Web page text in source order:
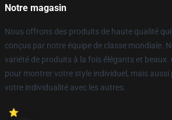
Notre magasin
Nous offrons des produits de haute qualité
conçus par notre équipe de classe mondiale.
variété de produits à la fois élégants et beaux.
pour montrer votre style individuel, mais
votre individualité avec les autres.